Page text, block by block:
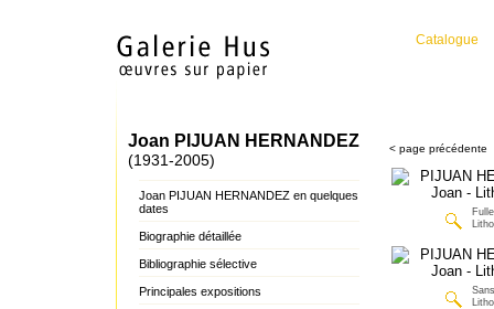
Catalogue
Joan PIJUAN HERNANDEZ
(1931-2005)
Joan PIJUAN HERNANDEZ en quelques
dates
Biographie détaillée
Bibliographie sélective
Principales expositions
< page précédente